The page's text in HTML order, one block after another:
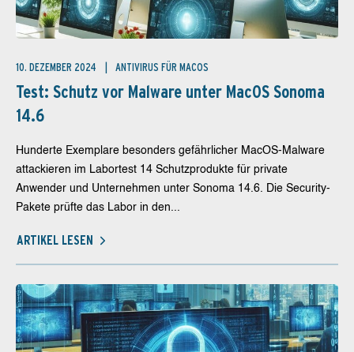
10. DEZEMBER 2024 ANTIVIRUS FÜR MACOS
Test: Schutz vor Malware unter MacOS Sonoma
14.6
Hunderte Exemplare besonders gefährlicher MacOS-Malware
attackieren im Labortest 14 Schutzprodukte für private
Anwender und Unternehmen unter Sonoma 14.6. Die Security-
Pakete prüfte das Labor in den...
ARTIKEL LESEN